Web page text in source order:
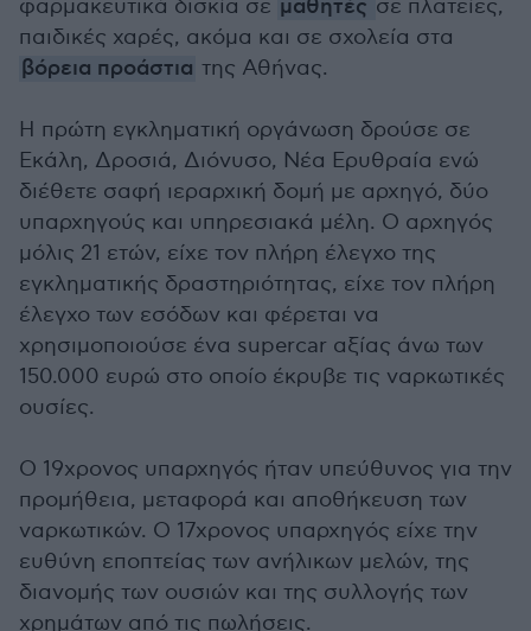
φαρμακευτικά δισκία σε μαθητές σε πλατείες,
παιδικές χαρές, ακόμα και σε σχολεία στα
βόρεια προάστια της Αθήνας.
Η πρώτη εγκληματική οργάνωση δρούσε σε
Εκάλη, Δροσιά, Διόνυσο, Νέα Ερυθραία ενώ
διέθετε σαφή ιεραρχική δομή με αρχηγό, δύο
υπαρχηγούς και υπηρεσιακά μέλη. Ο αρχηγός
μόλις 21 ετών, είχε τον πλήρη έλεγχο της
εγκληματικής δραστηριότητας, είχε τον πλήρη
έλεγχο των εσόδων και φέρεται να
χρησιμοποιούσε ένα supercar αξίας άνω των
150.000 ευρώ στο οποίο έκρυβε τις ναρκωτικές
ουσίες.
Ο 19χρονος υπαρχηγός ήταν υπεύθυνος για την
προμήθεια, μεταφορά και αποθήκευση των
ναρκωτικών. Ο 17χρονος υπαρχηγός είχε την
ευθύνη εποπτείας των ανήλικων μελών, της
διανομής των ουσιών και της συλλογής των
χρημάτων από τις πωλήσεις.